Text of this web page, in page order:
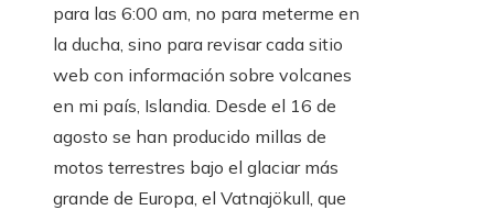
para las 6:00 am, no para meterme en
la ducha, sino para revisar cada sitio
web con información sobre volcanes
en mi país, Islandia. Desde el 16 de
agosto se han producido millas de
motos terrestres bajo el glaciar más
grande de Europa, el Vatnajökull, que